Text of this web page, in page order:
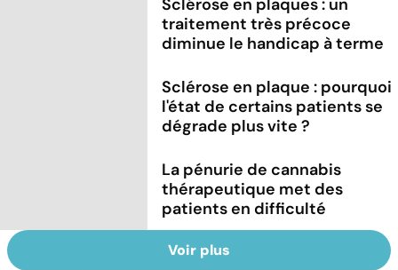
traitement très précoce
diminue le handicap à terme
Sclérose en plaque : pourquoi
l'état de certains patients se
dégrade plus vite ?
La pénurie de cannabis
thérapeutique met des
patients en difficulté
Voir plus